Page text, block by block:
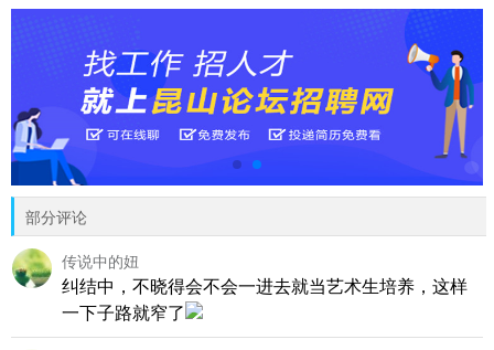
部分评论
传说中的妞
纠结中，不晓得会不会一进去就当艺术生培养，这样
一下子路就窄了